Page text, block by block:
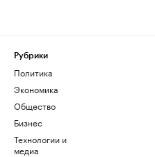
Рубрики
Политика
Экономика
Общество
Бизнес
Технологии и
медиа